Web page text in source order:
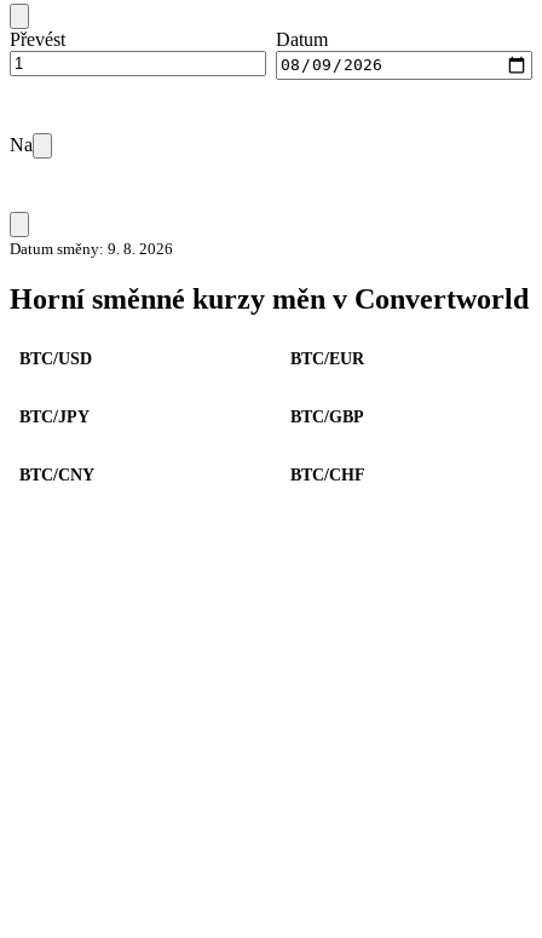
Převést Datum
Na
Datum směny: 9. 8. 2026
Horní směnné kurzy měn v Convertworld
BTC/USD BTC/EUR
BTC/JPY BTC/GBP
BTC/CNY BTC/CHF